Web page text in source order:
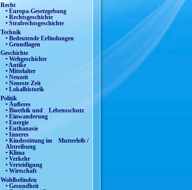
Recht
• Europa-Gesetzgebung
• Rechtsgeschichte
• Strafrechtsgeschichte
Technik
• Bedeutende Erfindungen
• Grundlagen
Geschichte
• Weltgeschichte
• Antike
• Mittelalter
• Neuzeit
• Neueste Zeit
• Lokalhistorik
Politik
• Äußeres
• Bioethik und Lebensschutz
• Einwanderung
• Energie
• Euthanasie
• Inneres
• Kindestötung im Mutterleib /
Abtreibung
• Klima
• Verkehr
• Verteidigung
• Wirtschaft
Wohlbefinden
• Gesundheit